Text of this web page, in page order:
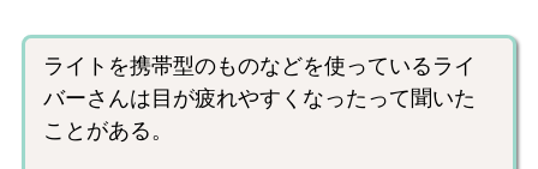
ライトを携帯型のものなどを使っているライ
バーさんは目が疲れやすくなったって聞いた
ことがある。